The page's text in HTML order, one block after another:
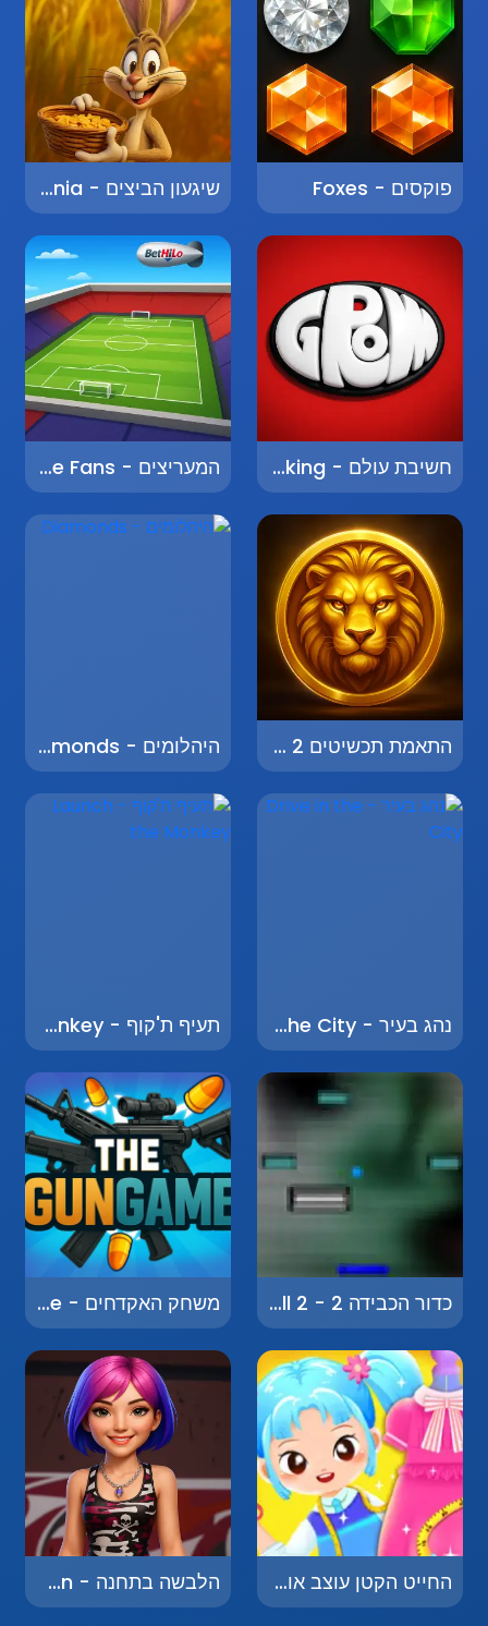
פוקסים - Foxes שיגעון הביצים - Egg Mania
חשיבת עולם - World Thinking המעריצים - The Fans
התאמת תכשיטים 2 - Jewel Match 2 היהלומים - Diamonds
נהג בעיר - Drive in the City תעיף ת'קוף - Launch the Monkey
כדור הכבידה 2 - Gravity Ball 2 משחק האקדחים - The Gungame
החייט הקטן עוצב אופנה - Little Tailor Diy Fashion הלבשה בתחנה - Dress Up Station